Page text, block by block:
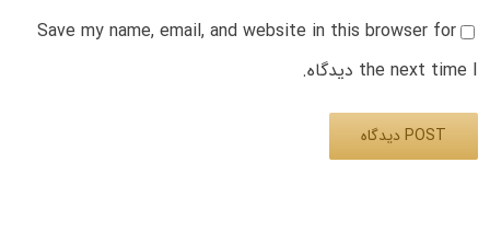
Save my name, email, and website in this browser for
the next time I دیدگاه.